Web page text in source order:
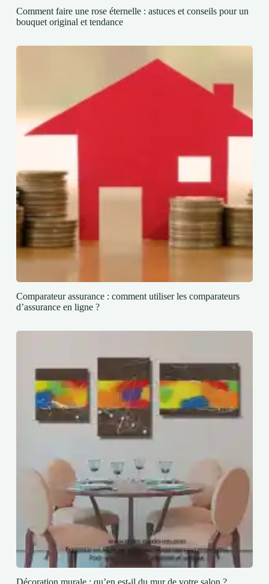
Comment faire une rose éternelle : astuces et conseils pour un
bouquet original et tendance
Comparateur assurance : comment utiliser les comparateurs
d’assurance en ligne ?
Décoration murale : qu’en est-il du mur de votre salon ?